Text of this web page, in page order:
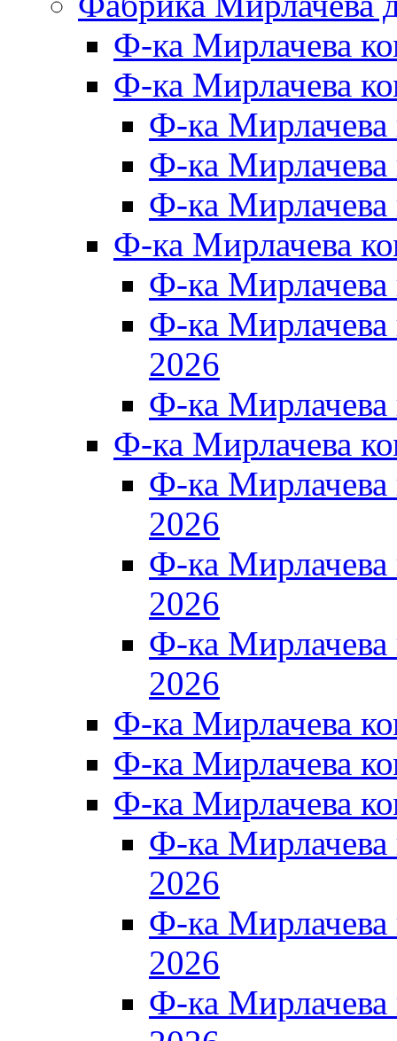
Ф-ка Мирлачева
Ф-ка Мирлачева
Ф-ка
Ф-ка Мирлачева
Ф-ка Мирлачева
Ф-ка Мирлачева
Ф-ка
Ф-ка
2026
Ф-ка
Ф-ка Мирлачева
Ф-ка
2026
Ф-ка
2026
Ф-ка
2026
Ф-ка Мирлачева
Ф-ка Мирлачева
Ф-ка Мирлачева
Ф-ка
2026
Ф-ка
2026
Ф-ка